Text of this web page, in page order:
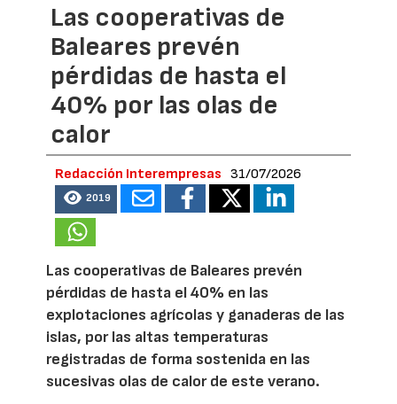
Las cooperativas de
Baleares prevén
pérdidas de hasta el
40% por las olas de
calor
Redacción Interempresas 31/07/2026
2019
Las cooperativas de Baleares prevén
pérdidas de hasta el 40% en las
explotaciones agrícolas y ganaderas de las
islas, por las altas temperaturas
registradas de forma sostenida en las
sucesivas olas de calor de este verano.